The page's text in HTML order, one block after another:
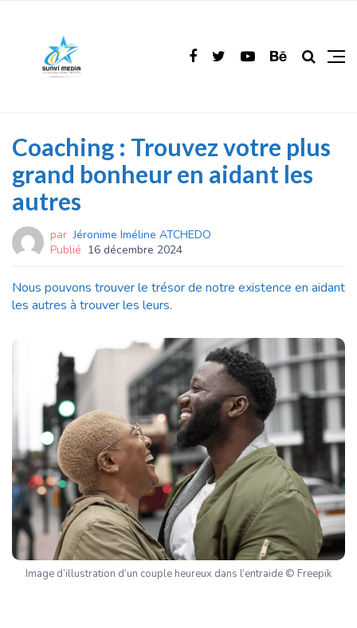
Coaching : Trouvez votre plus
grand bonheur en aidant les
autres
par Jéronime Iméline ATCHEDO
Publié 16 décembre 2024
Nous pouvons trouver le trésor de notre existence en aidant
les autres à trouver les leurs.
Image d’illustration d’un couple heureux dans l’entraide © Freepik